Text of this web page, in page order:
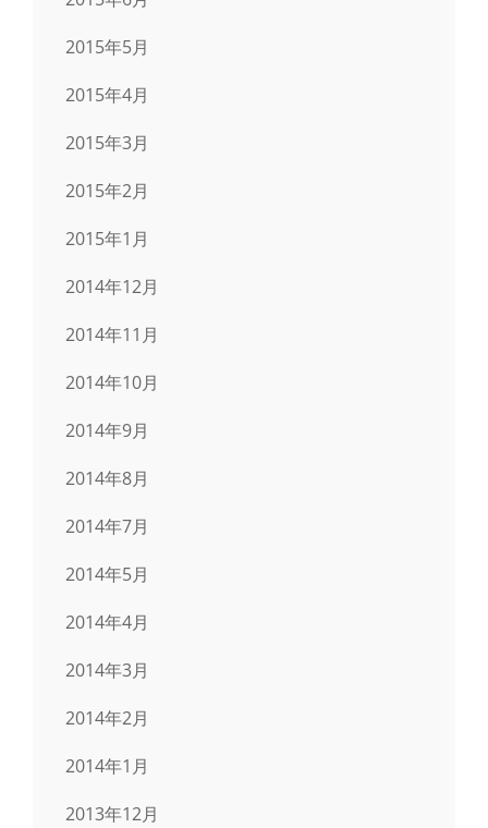
2015年5月
2015年4月
2015年3月
2015年2月
2015年1月
2014年12月
2014年11月
2014年10月
2014年9月
2014年8月
2014年7月
2014年5月
2014年4月
2014年3月
2014年2月
2014年1月
2013年12月